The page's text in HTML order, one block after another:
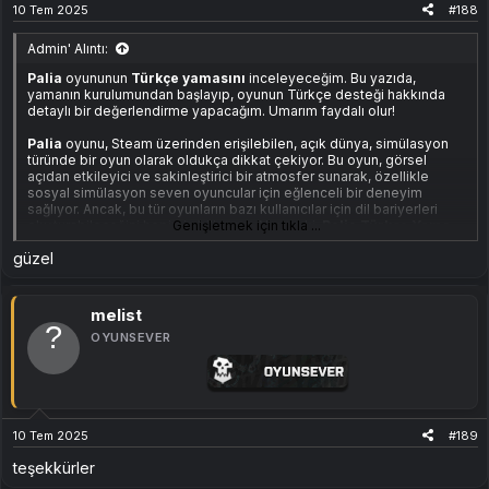
10 Tem 2025 #188
Admin' Alıntı:
Palia oyununun Türkçe yamasını inceleyeceğim. Bu yazıda,
yamanın kurulumundan başlayıp, oyunun Türkçe desteği hakkında
detaylı bir değerlendirme yapacağım. Umarım faydalı olur!
Palia oyunu, Steam üzerinden erişilebilen, açık dünya, simülasyon
türünde bir oyun olarak oldukça dikkat çekiyor. Bu oyun, görsel
açıdan etkileyici ve sakinleştirici bir atmosfer sunarak, özellikle
sosyal simülasyon seven oyuncular için eğlenceli bir deneyim
sağlıyor. Ancak, bu tür oyunların bazı kullanıcılar için dil bariyerleri
oluşturabileceğini hepimiz biliyoruz. Neyse ki,
sayesinde, bu sorun ortadan kaldırılmış oldu.
Steam Orijinal
v0.178.0
Ekli dosyayı görüntüle 135
çalıştığını belirtmek önemli. Eğer oyunu başka bir platformdan
alırsanız veya farklı bir sürüm kullanıyorsanız, bu yama düzgün
çalışmayabilir.
Genişletmek için tıkla ...
güzel
melist
OYUNSEVER
10 Tem 2025 #189
teşekkürler